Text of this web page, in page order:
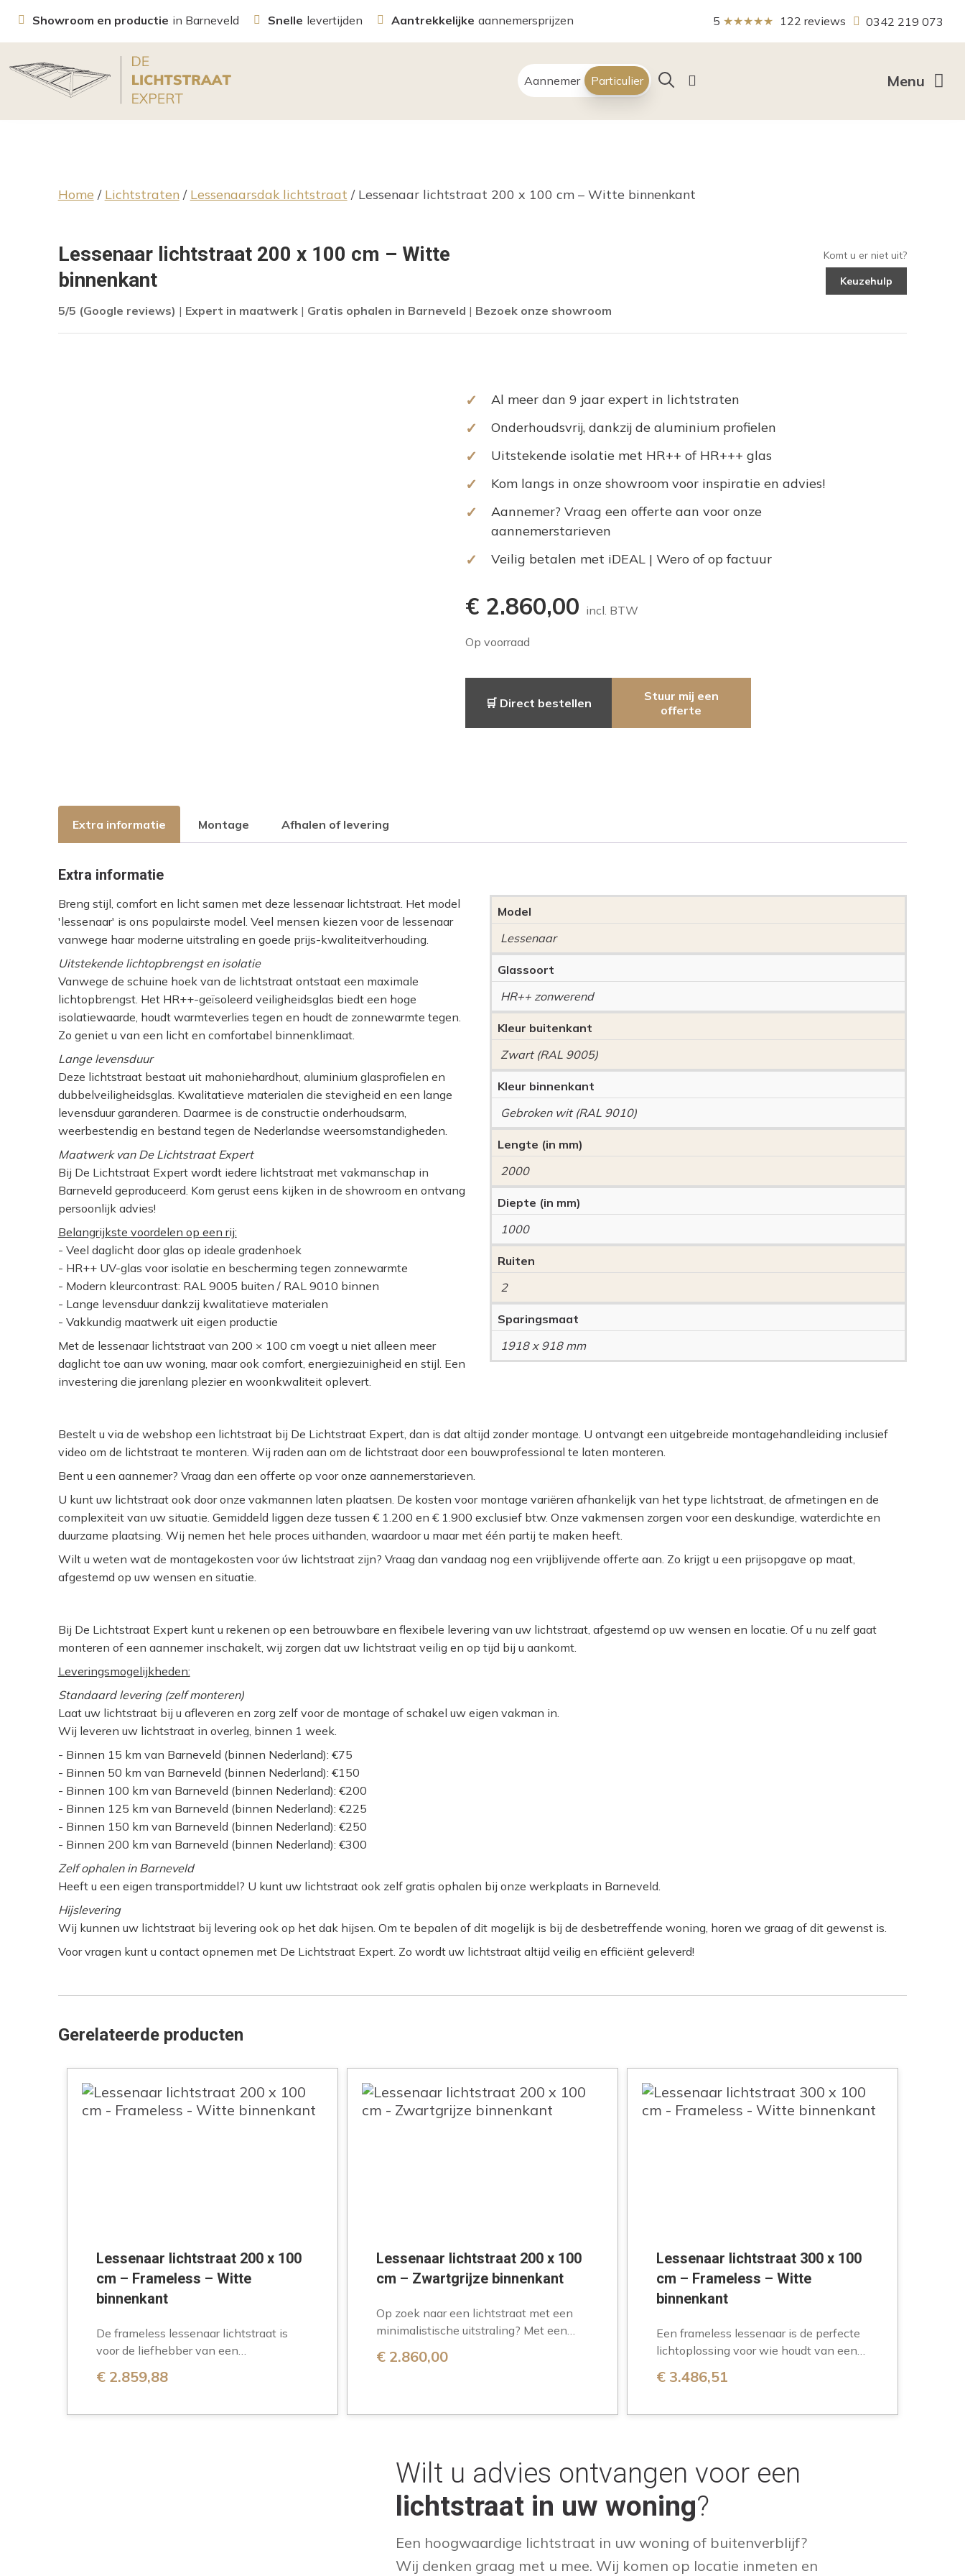
Showroom en productie in Barneveld Snelle levertijden Aantrekkelijke aannemersprijzen 5 ★★★★★ 122 reviews 0342 219 073
Aannemer Particulier Zoeken Menu
Home / Lichtstraten / Lessenaarsdak lichtstraat / Lessenaar lichtstraat 200 x 100 cm – Witte binnenkant
Lessenaar lichtstraat 200 x 100 cm – Witte
binnenkant
5/5 (Google reviews) | Expert in maatwerk| Gratis ophalen in Barneveld | Bezoek onze showroom
Komt u er niet uit?
Keuzehulp
✓ Al meer dan 9 jaar expert in lichtstraten
✓ Onderhoudsvrij, dankzij de aluminium profielen
✓ Uitstekende isolatie met HR++ of HR+++ glas
✓ Kom langs in onze showroom voor inspiratie en advies!
✓
Aannemer? Vraag een offerte aan voor onze
aannemerstarieven
✓ Veilig betalen met iDEAL | Wero of op factuur
€ 2.860,00 incl. BTW
Op voorraad
🛒 Direct bestellen
Stuur mij een
offerte
Extra informatie Montage Afhalen of levering
Extra informatie
Breng stijl, comfort en licht samen met deze lessenaar lichtstraat. Het model
'lessenaar' is ons populairste model. Veel mensen kiezen voor de lessenaar
vanwege haar moderne uitstraling en goede prijs-kwaliteitverhouding.
Uitstekende lichtopbrengst en isolatie
Vanwege de schuine hoek van de lichtstraat ontstaat een maximale
lichtopbrengst. Het HR++-geïsoleerd veiligheidsglas biedt een hoge
isolatiewaarde, houdt warmteverlies tegen en houdt de zonnewarmte tegen.
Zo geniet u van een licht en comfortabel binnenklimaat.
Lange levensduur
Deze lichtstraat bestaat uit mahoniehardhout, aluminium glasprofielen en
dubbelveiligheidsglas. Kwalitatieve materialen die stevigheid en een lange
levensduur garanderen. Daarmee is de constructie onderhoudsarm,
weerbestendig en bestand tegen de Nederlandse weersomstandigheden.
Maatwerk van De Lichtstraat Expert
Bij De Lichtstraat Expert wordt iedere lichtstraat met vakmanschap in
Barneveld geproduceerd. Kom gerust eens kijken in de showroom en ontvang
persoonlijk advies!
Belangrijkste voordelen op een rij:
- Veel daglicht door glas op ideale gradenhoek
- HR++ UV-glas voor isolatie en bescherming tegen zonnewarmte
- Modern kleurcontrast: RAL 9005 buiten / RAL 9010 binnen
- Lange levensduur dankzij kwalitatieve materialen
- Vakkundig maatwerk uit eigen productie
Met de lessenaar lichtstraat van 200 × 100 cm voegt u niet alleen meer
daglicht toe aan uw woning, maar ook comfort, energiezuinigheid en stijl. Een
investering die jarenlang plezier en woonkwaliteit oplevert.
Model
Lessenaar
Glassoort
HR++ zonwerend
Kleur buitenkant
Zwart (RAL 9005)
Kleur binnenkant
Gebroken wit (RAL 9010)
Lengte (in mm)
2000
Diepte (in mm)
1000
Ruiten
2
Sparingsmaat
1918 x 918 mm
Bestelt u via de webshop een lichtstraat bij De Lichtstraat Expert, dan is dat altijd zonder montage. U ontvangt een uitgebreide montagehandleiding inclusief
video om de lichtstraat te monteren. Wij raden aan om de lichtstraat door een bouwprofessional te laten monteren.
Bent u een aannemer? Vraag dan een offerte op voor onze aannemerstarieven.
U kunt uw lichtstraat ook door onze vakmannen laten plaatsen. De kosten voor montage variëren afhankelijk van het type lichtstraat, de afmetingen en de
complexiteit van uw situatie. Gemiddeld liggen deze tussen € 1.200 en € 1.900 exclusief btw. Onze vakmensen zorgen voor een deskundige, waterdichte en
duurzame plaatsing. Wij nemen het hele proces uithanden, waardoor u maar met één partij te maken heeft.
Wilt u weten wat de montagekosten voor úw lichtstraat zijn? Vraag dan vandaag nog een vrijblijvende offerte aan. Zo krijgt u een prijsopgave op maat,
afgestemd op uw wensen en situatie.
Bij De Lichtstraat Expert kunt u rekenen op een betrouwbare en flexibele levering van uw lichtstraat, afgestemd op uw wensen en locatie. Of u nu zelf gaat
monteren of een aannemer inschakelt, wij zorgen dat uw lichtstraat veilig en op tijd bij u aankomt.
Leveringsmogelijkheden:
Standaard levering (zelf monteren)
Laat uw lichtstraat bij u afleveren en zorg zelf voor de montage of schakel uw eigen vakman in.
Wij leveren uw lichtstraat in overleg, binnen 1 week.
- Binnen 15 km van Barneveld (binnen Nederland): €75
- Binnen 50 km van Barneveld (binnen Nederland): €150
- Binnen 100 km van Barneveld (binnen Nederland): €200
- Binnen 125 km van Barneveld (binnen Nederland): €225
- Binnen 150 km van Barneveld (binnen Nederland): €250
- Binnen 200 km van Barneveld (binnen Nederland): €300
Zelf ophalen in Barneveld
Heeft u een eigen transportmiddel? U kunt uw lichtstraat ook zelf gratis ophalen bij onze werkplaats in Barneveld.
Hijslevering
Wij kunnen uw lichtstraat bij levering ook op het dak hijsen. Om te bepalen of dit mogelijk is bij de desbetreffende woning, horen we graag of dit gewenst is.
Voor vragen kunt u contact opnemen met De Lichtstraat Expert. Zo wordt uw lichtstraat altijd veilig en efficiënt geleverd!
Gerelateerde producten
Lessenaar lichtstraat 200 x 100
cm – Frameless – Witte
binnenkant
De frameless lessenaar lichtstraat is
voor de liefhebber van een
glasoppervlak creëert een open gevoel
€2.859,88
Lessenaar lichtstraat 200 x 100
cm – Zwartgrijze binnenkant
Op zoek naar een lichtstraat met een
minimalistische uitstraling? Met een
uitgevoerd in…
€2.860,00
Lessenaar lichtstraat 300 x 100
cm – Frameless – Witte
binnenkant
Een frameless lessenaar is de perfecte
lichtoplossing voor wie houdt van een
design Een frameless…
€ 3.486,51
Wilt u advies ontvangen voor een
lichtstraat in uw woning?
Een hoogwaardige lichtstraat in uw woning of buitenverblijf?
Wij denken graag met u mee. Wij komen op locatie inmeten en